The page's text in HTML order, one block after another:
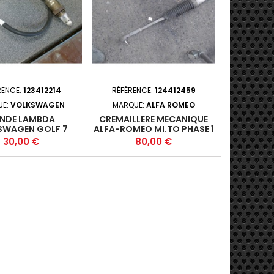
123412214
VOLKSWAGEN
LAMBDA
GOLF 7
(5) +
Prix
30,00 €
RÉFÉRENCE: 124412459
MARQUE: ALFA ROMEO
CREMAILLERE MECANIQUE
ALFA-ROMEO MI.TO PHASE 1
- 3P 2008-09-2016-12
1.3JTD 95 FAP (70KW) -
199B1000 - M5+
Prix
80,00 €
PHASE 2
68